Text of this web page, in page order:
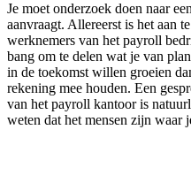
Je moet onderzoek doen naar
aanvraagt. Allereerst is het aan
werknemers van het payroll
bang om te delen wat je van
in de toekomst willen groeien
rekening mee houden. Een
van het payroll kantoor is
weten dat het mensen zijn waar